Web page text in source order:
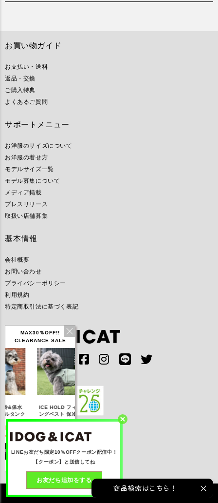
MAX30％OFF!!
CLEARANCE SALE
ICE HOLD フィッシ
ングベスト 保冷剤付
円(税込み)
詳しく見る
IDOG ICE HOLD ネ
ッククーラー 保冷剤
円(税込み)
詳しく見る
お買い物ガイド
お支払い・送料
返品・交換
ご購入特典
よくあるご質問
サポートメニュー
お洋服のサイズについて
お洋服の着せ方
モデルサイズ一覧
モデル募集について
メディア掲載
プレスリリース
取扱い店舗募集
基本情報
会社概要
お問い合わせ
プライバシーポリシー
利用規約
特定商取引法に基づく表記
©2021 株式会社ゼフィール All rights reserved.
LINEお友だち限定10%OFFクーポン配信中！
【クーポン】と送信してね
お友だち追加をする
商品検索はこちら！